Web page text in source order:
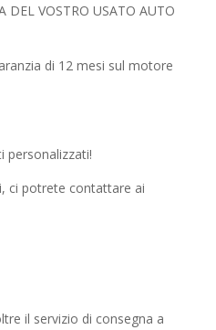
DEL VOSTRO USATO AUTO
di 12 mesi sul motore
personalizzati!
ci potrete contattare ai
il servizio di consegna a